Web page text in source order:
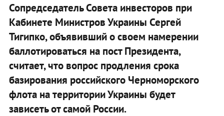
Сопредседатель Совета инвесторов при
Кабинете Министров Украины Сергей
Тигипко, объявивший о своем намерении
баллотироваться на пост Президента,
считает, что вопрос продления срока
базирования российского Черноморского
флота на территории Украины будет
зависеть от самой России.